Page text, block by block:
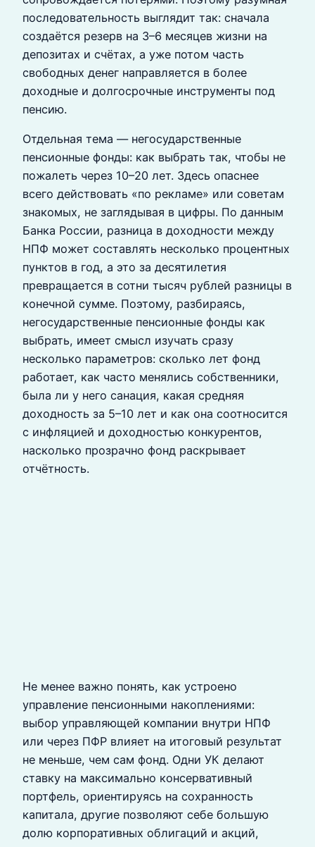
последовательность выглядит так: сначала
создаётся резерв на 3–6 месяцев жизни на
депозитах и счётах, а уже потом часть
свободных денег направляется в более
доходные и долгосрочные инструменты под
пенсию.
Отдельная тема — негосударственные
пенсионные фонды: как выбрать так, чтобы не
пожалеть через 10–20 лет. Здесь опаснее
всего действовать «по рекламе» или советам
знакомых, не заглядывая в цифры. По данным
Банка России, разница в доходности между
НПФ может составлять несколько процентных
пунктов в год, а это за десятилетия
превращается в сотни тысяч рублей разницы в
конечной сумме. Поэтому, разбираясь,
негосударственные пенсионные фонды как
выбрать, имеет смысл изучать сразу
несколько параметров: сколько лет фонд
работает, как часто менялись собственники,
была ли у него санация, какая средняя
доходность за 5–10 лет и как она соотносится
с инфляцией и доходностью конкурентов,
насколько прозрачно фонд раскрывает
отчётность.
Не менее важно понять, как устроено
управление пенсионными накоплениями:
выбор управляющей компании внутри НПФ
или через ПФР влияет на итоговый результат
не меньше, чем сам фонд. Одни УК делают
ставку на максимально консервативный
портфель, ориентируясь на сохранность
капитала, другие позволяют себе большую
долю корпоративных облигаций и акций,